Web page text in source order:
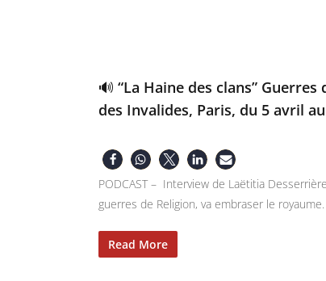
🔊 “La Haine des clans”
des Invalides, Paris, du 5 avril
PODCAST – Interview de Laëtitia
guerres de Religion, va embraser le royaume.
Read More